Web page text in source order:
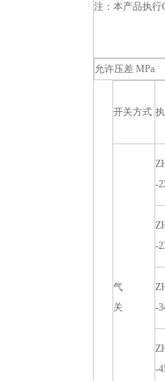
注：本产品执行
允许压差 MPa
开关方式
气
关
-
-
-
-